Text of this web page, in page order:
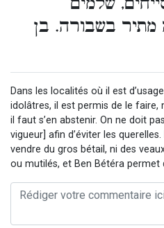
מתיר בשבורה. בן
Dans les localités où il est
idolâtres, il est permis de le faire,
il faut s’en abstenir. On ne doit
vigueur] afin d’éviter les
vendre du gros bétail, ni des
ou mutilés, et Ben Bétéra permet